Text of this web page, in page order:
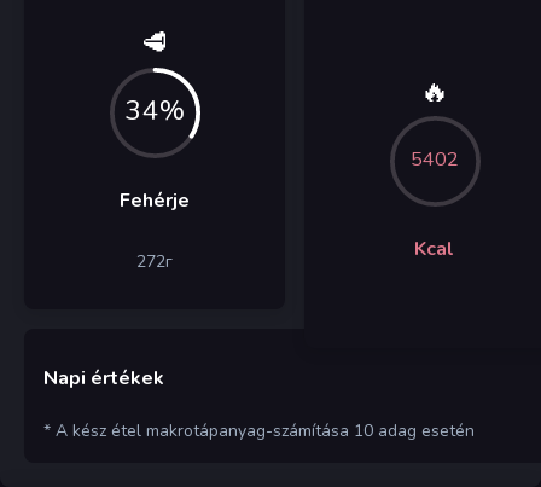
🥩
34%
Fehérje
272г
🔥
5402
Kcal
Napi értékek
* A kész étel makrotápanyag-számítása 10 adag esetén